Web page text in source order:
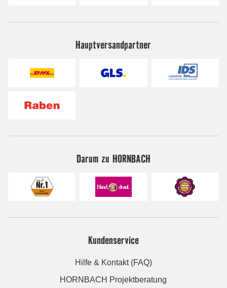
Hauptversandpartner
Darum zu HORNBACH
Kundenservice
Hilfe & Kontakt (FAQ)
HORNBACH Projektberatung